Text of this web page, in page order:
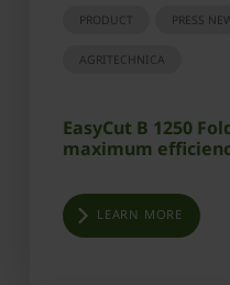
PRODUCT PRESS
AGRITECHNICA
EasyCut B 1250
maximum
LEARN MORE